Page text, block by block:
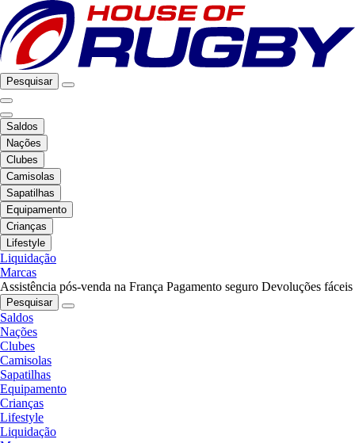
Pesquisar
Saldos
Nações
Clubes
Camisolas
Sapatilhas
Equipamento
Crianças
Lifestyle
Liquidação
Marcas
Assistência pós-venda na França Pagamento seguro Devoluções fáceis
Pesquisar
Saldos
Nações
Clubes
Camisolas
Sapatilhas
Equipamento
Crianças
Lifestyle
Liquidação